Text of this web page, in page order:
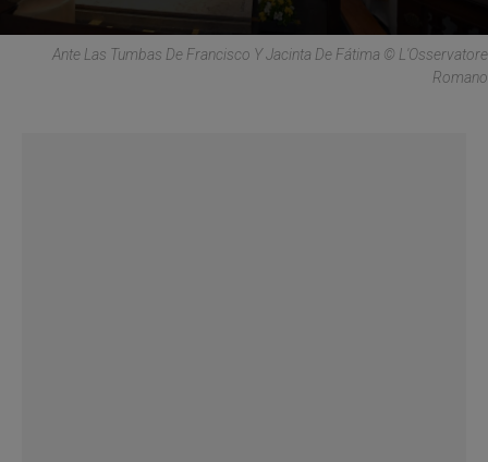
Ante Las Tumbas De Francisco Y Jacinta De Fátima © L'Osservatore
Romano